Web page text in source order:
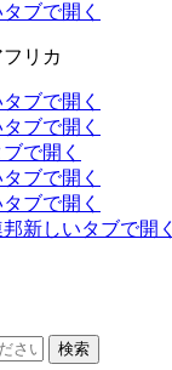
ブで開く
リカ
ブで開く
ブで開く
で開く
ブで開く
ブで開く
新しいタブで開く
検索